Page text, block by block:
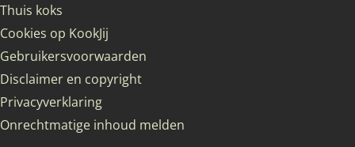
Thuis koks
Cookies op KookJij
Gebruikersvoorwaarden
Disclaimer en copyright
Privacyverklaring
Onrechtmatige inhoud melden